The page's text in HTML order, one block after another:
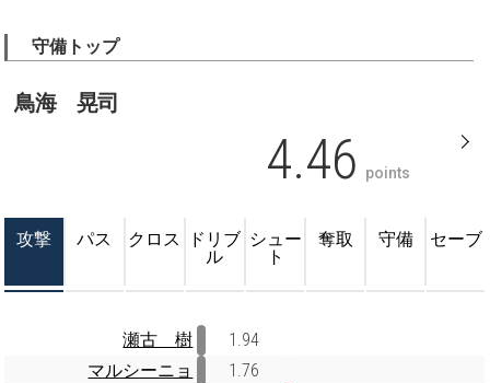
守備トップ
鳥海 晃司
4.46 points
攻撃 パス クロス
ドリブ
ル
シュー
ト
奪取 守備 セーブ
瀬古 樹
1.94
マルシーニョ
1.76